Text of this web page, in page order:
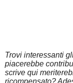
Trovi interessanti
piacerebbe
scrive qui
ricompensato?